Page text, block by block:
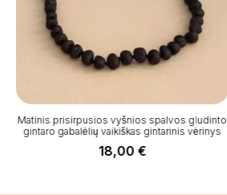
Matinis prisirpusios vyšnios spalvos gludinto
gintaro gabalėlių vaikiškas gintarinis vėrinys
18,00€